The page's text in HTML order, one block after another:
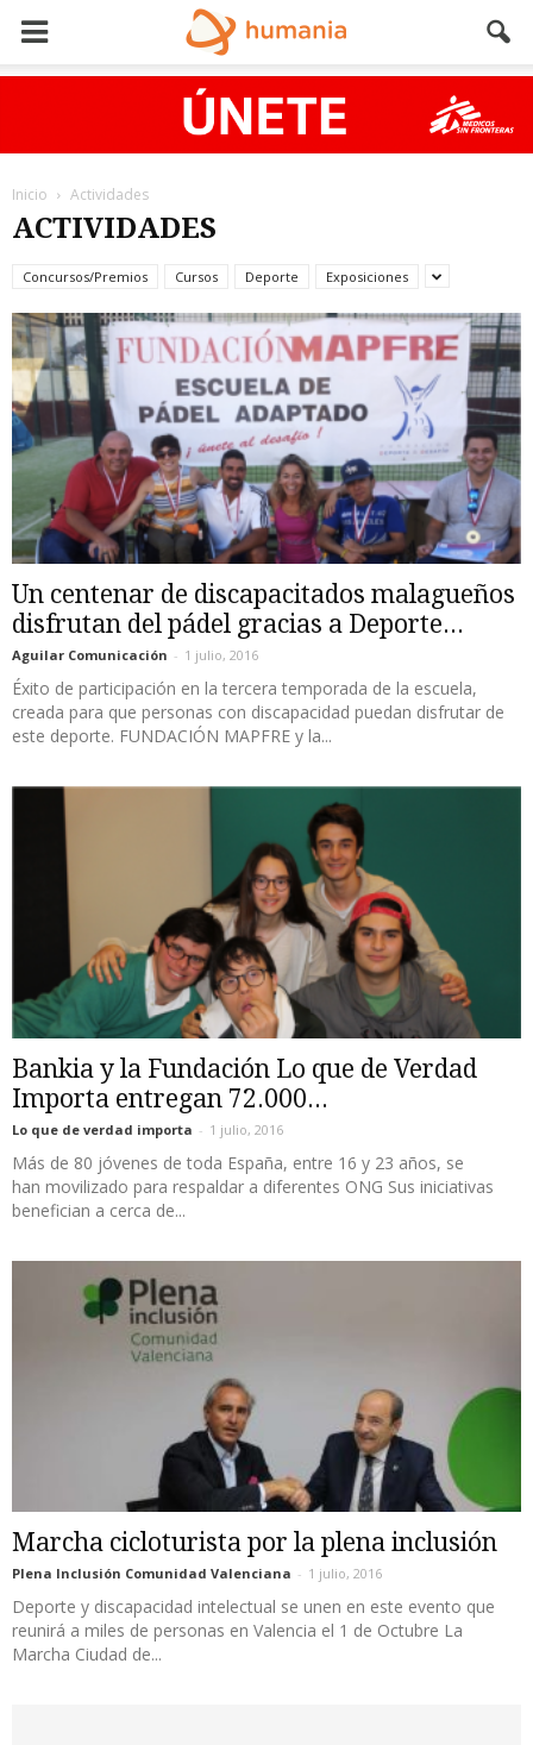
Inicio Actividades
ACTIVIDADES
Concursos/Premios Cursos Deporte Exposiciones
Un centenar de discapacitados malagueños
disfrutan del pádel gracias a Deporte...
Aguilar Comunicación - 1 julio, 2016
Éxito de participación en la tercera temporada de la escuela,
creada para que personas con discapacidad puedan disfrutar de
este deporte. FUNDACIÓN MAPFRE y la...
Bankia y la Fundación Lo que de Verdad
Importa entregan 72.000...
Lo que de verdad importa - 1 julio, 2016
Más de 80 jóvenes de toda España, entre 16 y 23 años, se
han movilizado para respaldar a diferentes ONG Sus iniciativas
benefician a cerca de...
Marcha cicloturista por la plena inclusión
Plena Inclusión Comunidad Valenciana - 1 julio, 2016
Deporte y discapacidad intelectual se unen en este evento que
reunirá a miles de personas en Valencia el 1 de Octubre La
Marcha Ciudad de...